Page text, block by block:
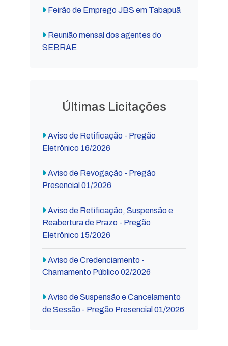
Feirão de Emprego JBS em Tabapuã
Reunião mensal dos agentes do
SEBRAE
Últimas Licitações
Aviso de Retificação - Pregão
Eletrônico 16/2026
Aviso de Revogação - Pregão
Presencial 01/2026
Aviso de Retificação, Suspensão e
Reabertura de Prazo - Pregão
Eletrônico 15/2026
Aviso de Credenciamento -
Chamamento Público 02/2026
Aviso de Suspensão e Cancelamento
de Sessão - Pregão Presencial 01/2026